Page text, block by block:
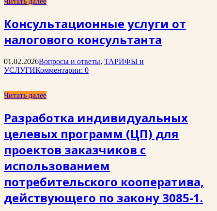
Консультационные услуги от
налогового консультанта
01.02.2026Вопросы и ответы, ТАРИФЫ и
УСЛУГИКомментарии: 0
Читать далее
Разработка индивидуальных
целевых программ (ЦП) для
проектов заказчиков с
использованием
потребительского кооператива,
действующего по закону 3085-1.